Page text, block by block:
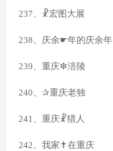
237、☧宏图大展
238、庆余☛年的庆余年
239、重庆✼涪陵
240、✰重庆老独
241、重庆☧猎人
242、我家✝在重庆